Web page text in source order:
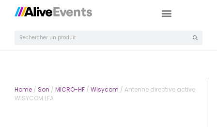
Home / Son / MICRO-HF / Wisycom / Antenne directive active
WISYCOM LFA